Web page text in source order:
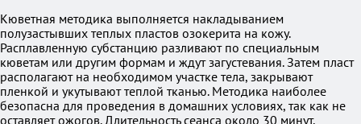
Кюветная методика выполняется накладыванием
полузастывших теплых пластов озокерита на кожу.
Расплавленную субстанцию разливают по специальным
кюветам или другим формам и ждут загустевания. Затем пласт
располагают на необходимом участке тела, закрывают
пленкой и укутывают теплой тканью. Методика наиболее
безопасна для проведения в домашних условиях, так как не
оставляет ожогов. Длительность сеанса около 30 минут,